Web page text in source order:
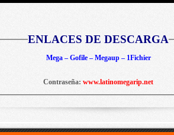
ENLACES DE DESCARGA
Mega – Gofile – Megaup – 1Fichier
Contraseña: www.latinomegarip.net